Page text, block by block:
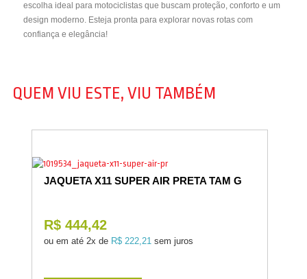
escolha ideal para motociclistas que buscam proteção, conforto e um
design moderno. Esteja pronta para explorar novas rotas com
confiança e elegância!
QUEM VIU ESTE, VIU TAMBÉM
JAQUETA X11 SUPER AIR PRETA TAM G
R$ 444,42
ou em até 2x de R$ 222,21 sem juros